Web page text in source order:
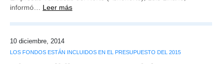
informó… Leer más
10 diciembre, 2014
LOS FONDOS ESTÁN INCLUIDOS EN EL PRESUPUESTO DEL 2015